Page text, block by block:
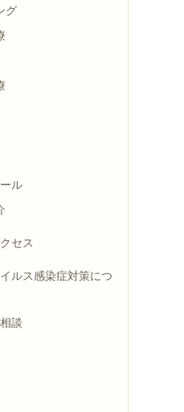
グ
ル
セス
ルス感染症対策につ
談